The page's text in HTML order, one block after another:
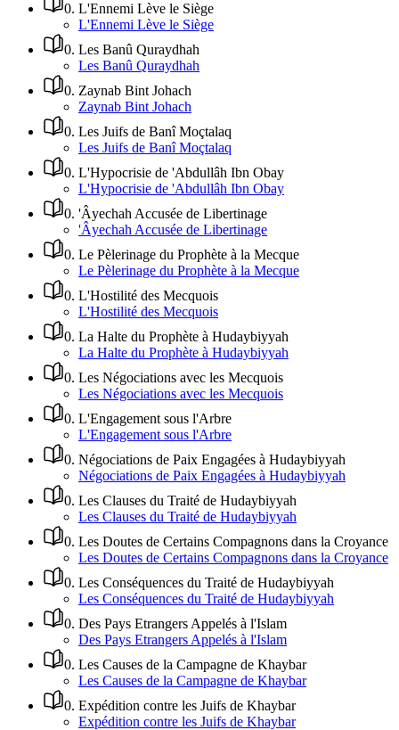
0. L'Ennemi Lève le Siège
L'Ennemi Lève le Siège
0. Les Banû Quraydhah
Les Banû Quraydhah
0. Zaynab Bint Johach
Zaynab Bint Johach
0. Les Juifs de Banî Moçtalaq
Les Juifs de Banî Moçtalaq
0. L'Hypocrisie de 'Abdullâh Ibn Obay
L'Hypocrisie de 'Abdullâh Ibn Obay
0. 'Âyechah Accusée de Libertinage
'Âyechah Accusée de Libertinage
0. Le Pèlerinage du Prophète à la Mecque
Le Pèlerinage du Prophète à la Mecque
0. L'Hostilité des Mecquois
L'Hostilité des Mecquois
0. La Halte du Prophète à Hudaybiyyah
La Halte du Prophète à Hudaybiyyah
0. Les Négociations avec les Mecquois
Les Négociations avec les Mecquois
0. L'Engagement sous l'Arbre
L'Engagement sous l'Arbre
0. Négociations de Paix Engagées à Hudaybiyyah
Négociations de Paix Engagées à Hudaybiyyah
0. Les Clauses du Traité de Hudaybiyyah
Les Clauses du Traité de Hudaybiyyah
0. Les Doutes de Certains Compagnons dans la Croyance
Les Doutes de Certains Compagnons dans la Croyance
0. Les Conséquences du Traité de Hudaybiyyah
Les Conséquences du Traité de Hudaybiyyah
0. Des Pays Etrangers Appelés à l'Islam
Des Pays Etrangers Appelés à l'Islam
0. Les Causes de la Campagne de Khaybar
Les Causes de la Campagne de Khaybar
0. Expédition contre les Juifs de Khaybar
Expédition contre les Juifs de Khaybar